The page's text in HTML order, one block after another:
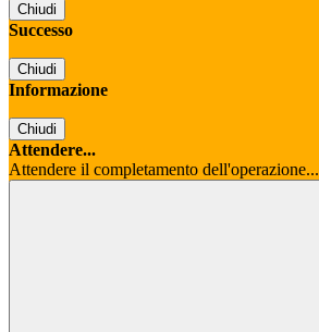
Chiudi
Successo
Chiudi
Informazione
Chiudi
Attendere...
Attendere il completamento dell'operazione...